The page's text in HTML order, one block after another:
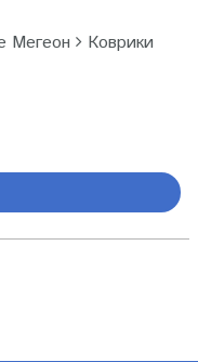
Мегеон Коврики